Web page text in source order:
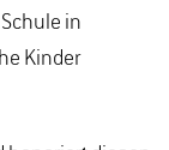
in
Kinder